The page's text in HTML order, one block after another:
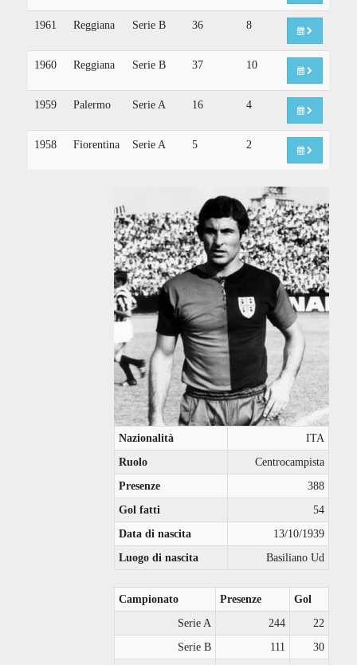
1961 Reggiana Serie B 36 8
1960 Reggiana Serie B 37 10
1959 Palermo Serie A 16 4
1958 Fiorentina Serie A 5 2
Nazionalità
ITA
Ruolo
Centrocampista
Presenze
388
Gol fatti
54
Data di nascita
13/10/1939
Luogo di nascita
Basiliano Ud
Campionato Presenze
Gol
Serie A
244
22
Serie B
111
30